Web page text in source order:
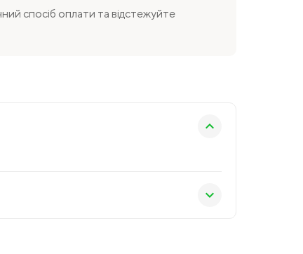
спосіб оплати та відстежуйте
keyboard_arrow_right
keyboard_arrow_right